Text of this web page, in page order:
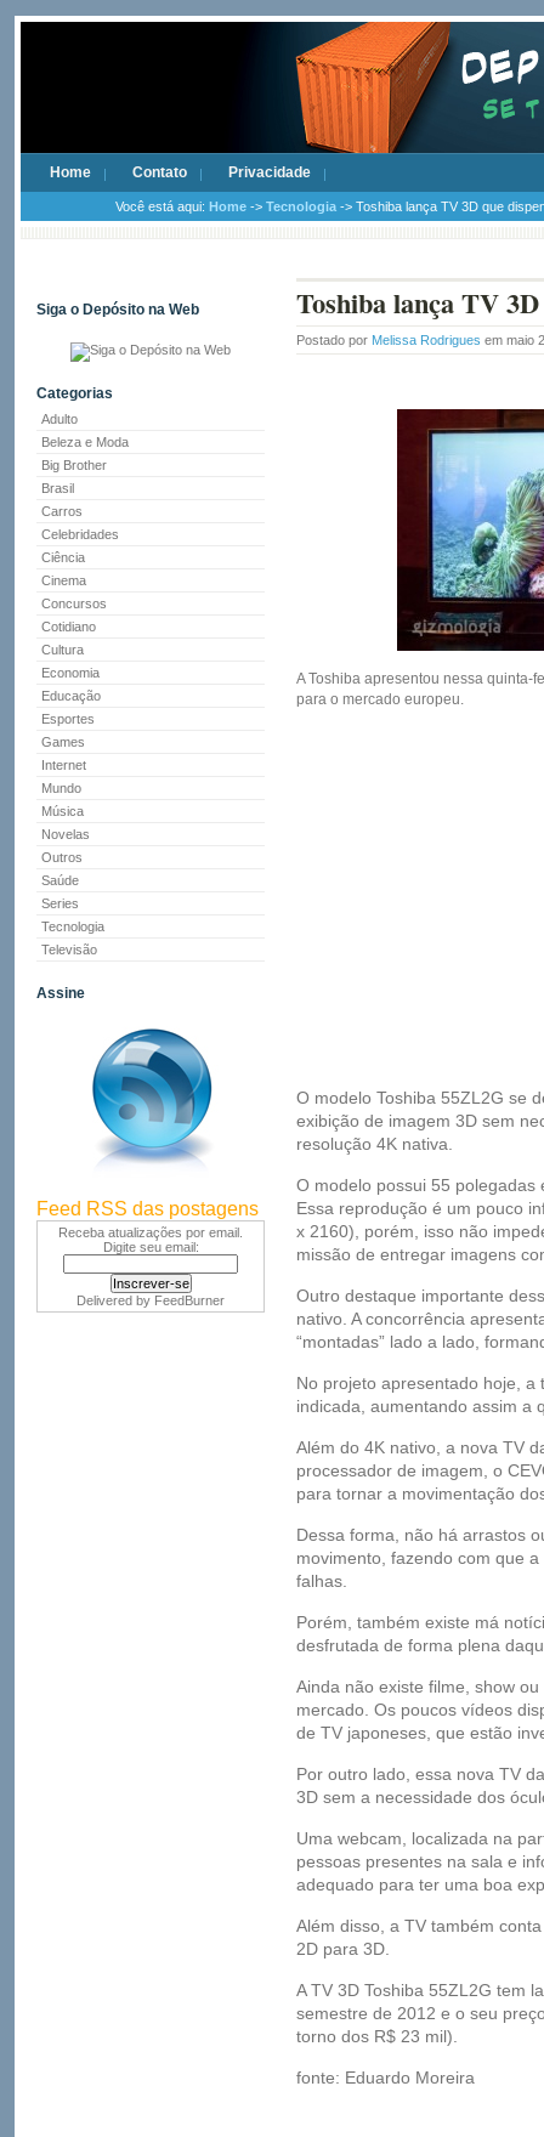
Home Contato Privacidade
Você está aqui: Home -> Tecnologia -> Toshiba lança TV 3D que
Siga o Depósito na Web
Categorias
Adulto
Beleza e Moda
Big Brother
Brasil
Carros
Celebridades
Ciência
Cinema
Concursos
Cotidiano
Cultura
Economia
Educação
Esportes
Games
Internet
Mundo
Música
Novelas
Outros
Saúde
Series
Tecnologia
Televisão
Assine
Feed RSS das postagens
Receba atualizações por email.
Digite seu email:
Delivered by FeedBurner
Toshiba lança TV
Postado por Melissa Rodrigues em maio
A Toshiba apresentou nessa quinta-
para o mercado europeu.
O modelo Toshiba 55ZL2G se
exibição de imagem 3D sem
resolução 4K nativa.
O modelo possui 55
Essa reprodução é um pouco
x 2160), porém, isso não
missão de entregar imagens
Outro destaque importante
nativo. A concorrência
“montadas” lado a lado,
No projeto apresentado hoje, a
indicada, aumentando assim a
Além do 4K nativo, a nova TV
processador de imagem, o
para tornar a movimentação
Dessa forma, não há arrastos
movimento, fazendo com que
falhas.
Porém, também existe má
desfrutada de forma plena
Ainda não existe filme, show
mercado. Os poucos vídeos
de TV japoneses, que estão
Por outro lado, essa nova TV
3D sem a necessidade dos
Uma webcam, localizada na
pessoas presentes na sala e
adequado para ter uma boa
Além disso, a TV também
2D para 3D.
A TV 3D Toshiba 55ZL2G tem
semestre de 2012 e o seu
torno dos R$ 23 mil).
fonte: Eduardo Moreira